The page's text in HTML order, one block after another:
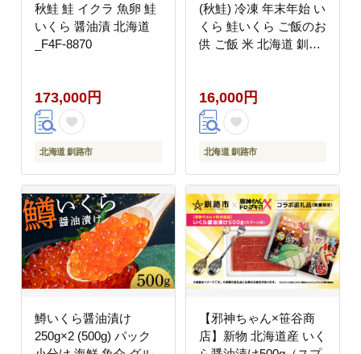
秋鮭 鮭 イクラ 魚卵 鮭
いくら 醤油漬 北海道
_F4F-8870
173,000円
北海道 釧路市
(秋鮭) 冷凍 年末年始 い
くら 鮭いくら ご飯のお
供 ご飯 米 北海道 釧路
16,000円
北海道 釧路市
鱒いくら醤油漬け
250g×2 (500g) パック
【邪神ちゃん×笹谷商
店】新物 北海道産 いく